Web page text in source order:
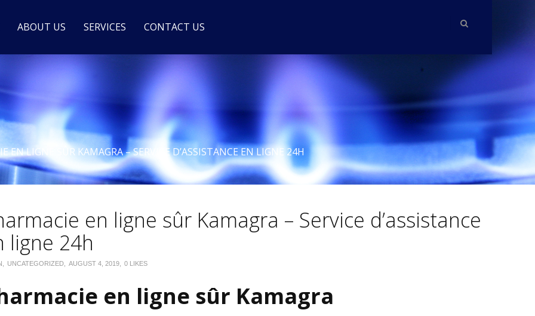
ABOUT US SERVICES CONTACT US
EN LIGNE SÛR KAMAGRA – SERVICE D’ASSISTANCE EN LIGNE 24H
en ligne sûr Kamagra – Service d’assistance
ligne 24h
UNCATEGORIZED AUGUST 4, 2019 0 LIKES
en ligne sûr Kamagra